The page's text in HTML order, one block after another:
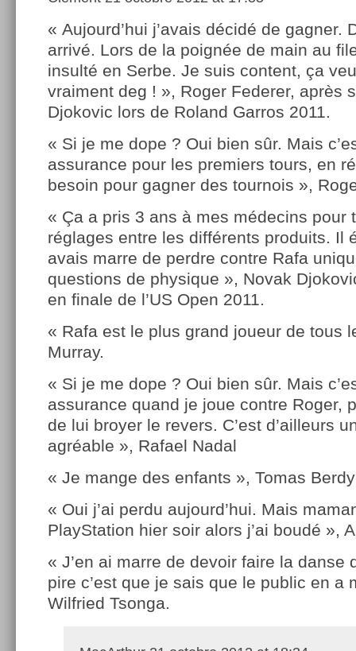
« Aujourd’hui j’avais décidé de gagner.
arrivé. Lors de la poignée de main au
insulté en Serbe. Je suis content, ça
vraiment deg ! », Roger Federer, après
Djokovic lors de Roland Garros 2011.
« Si je me dope ? Oui bien sûr. Mais
assurance pour les premiers tours, en
besoin pour gagner des tournois »,
« Ça a pris 3 ans à mes médecins pour
réglages entre les différents produits. Il
avais marre de perdre contre Rafa
questions de physique », Novak
en finale de l’US Open 2011.
« Rafa est le plus grand joueur de tous
Murray.
« Si je me dope ? Oui bien sûr. Mais
assurance quand je joue contre Roger,
de lui broyer le revers. C’est d’ailleurs
agréable », Rafael Nadal
« Je mange des enfants », Tomas
« Oui j’ai perdu aujourd’hui. Mais
PlayStation hier soir alors j’ai boudé »,
« J’en ai marre de devoir faire la danse
pire c’est que je sais que le public en a
Wilfried Tsonga.